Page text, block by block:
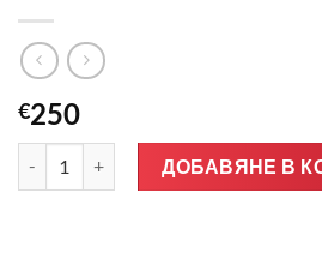
€250
количество за Предно стъкло за
ДОБАВЯНЕ В